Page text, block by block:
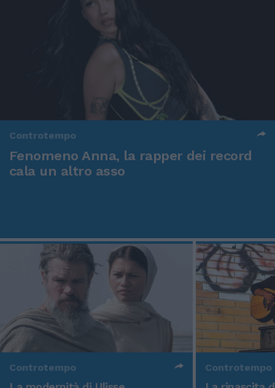
Controtempo
Fenomeno Anna, la rapper dei record
cala un altro asso
Controtempo Controtempo